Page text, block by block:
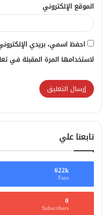
الموقع الإلكتروني
احفظ اسمي، بريدي
لاستخدامها المرة المقبلة في
تابعنا علي
622k
Fans
0
Subscribers